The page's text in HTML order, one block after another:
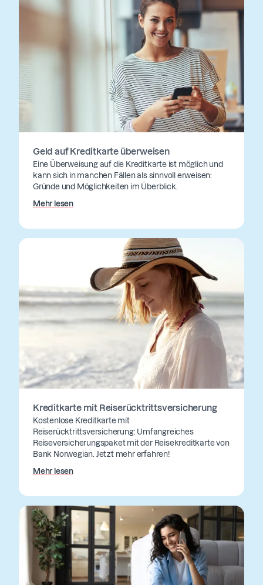
Geld auf Kreditkarte überweisen
Eine Überweisung auf die Kreditkarte ist möglich und
kann sich in manchen Fällen als sinnvoll erweisen:
Gründe und Möglichkeiten im Überblick.
Mehr lesen
Kreditkarte mit Reiserücktrittsversicherung
Kostenlose Kreditkarte mit
Reiserücktrittsversicherung: Umfangreiches
Reiseversicherungspaket mit der Reisekreditkarte von
Bank Norwegian. Jetzt mehr erfahren!
Mehr lesen